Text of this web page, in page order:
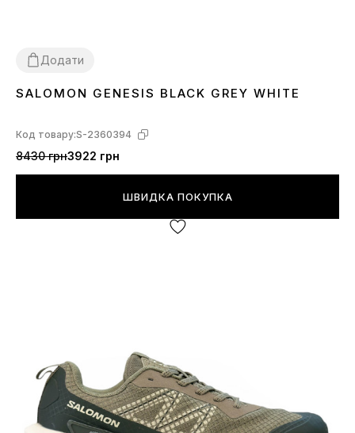
Додати
43
SALOMON GENESIS BLACK GREY WHITE
Код товару:S-2360394
8430 грн3922 грн
ШВИДКА ПОКУПКА